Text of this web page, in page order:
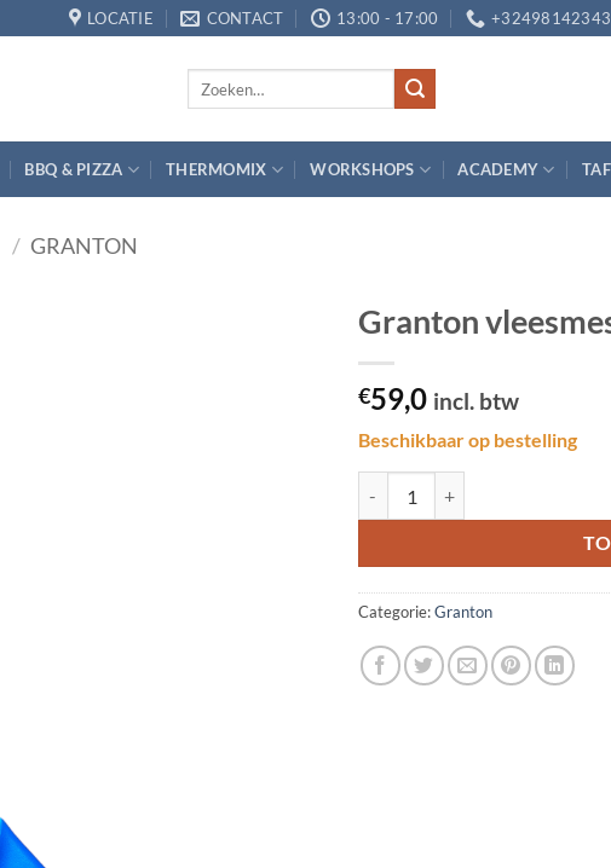
LOCATIE CONTACT 13:00 - 17:00 +32498142343
BBQ & PIZZA THERMOMIX WORKSHOPS ACADEMY
/ GRANTON
Granton
€59,0 incl. btw
Beschikbaar op bestelling
Categorie:Granton